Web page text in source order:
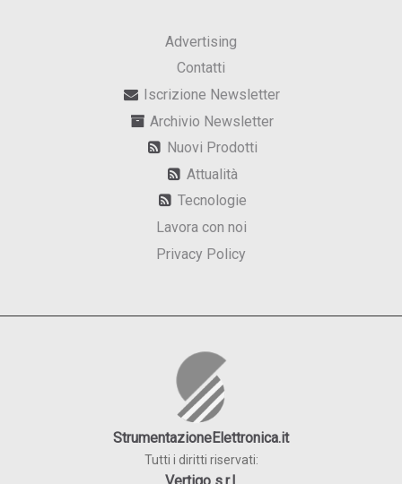
Advertising
Contatti
Iscrizione Newsletter
Archivio Newsletter
Nuovi Prodotti
Attualità
Tecnologie
Lavora con noi
Privacy Policy
StrumentazioneElettronica.it
Tutti i diritti riservati: